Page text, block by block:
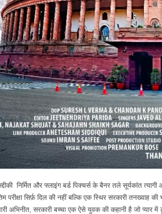
निर्मित और फ्लाइंग बर्ड पिक्चर्स के बैनर तले सूर्यकांत
सिर्फ़ दिल की नहीं बल्कि एक स्थिर सरकारी तनख्वाह की
अभिनीत, सरकारी बच्चा एक ऐसे युवक की कहानी है जो